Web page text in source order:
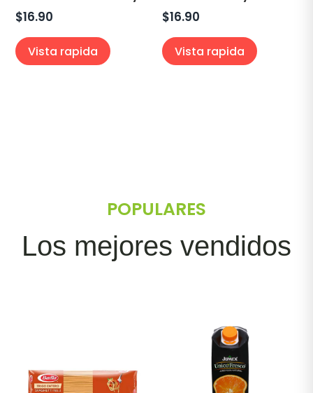
$16.90
Vista rapida
$16.90
Vista rapida
POPULARES
Los mejores vendidos